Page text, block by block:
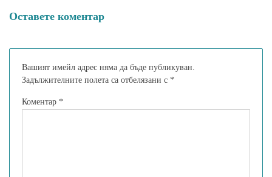
Оставете коментар
Вашият имейл адрес няма да бъде публикуван.
Задължителните полета са отбелязани с *
Коментар *